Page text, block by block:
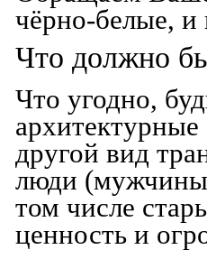
чёрно-белые, и
Что должно
Что угодно,
другой вид
люди
том числе
ценность и